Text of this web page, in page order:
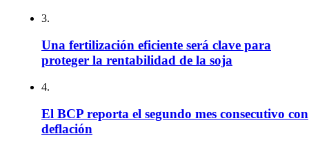
3.
Una fertilización eficiente será clave para
proteger la rentabilidad de la soja
4.
El BCP reporta el segundo mes consecutivo con
deflación